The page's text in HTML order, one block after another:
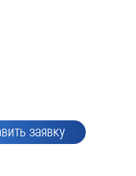
оставить заявку